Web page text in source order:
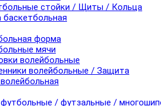
стойки / Щиты / Кольца
форма
мячи
волейбольные
волейбольные / Защита
/ футзальные /